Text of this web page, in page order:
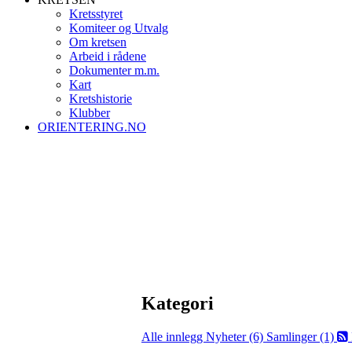
Kretsstyret
Komiteer og Utvalg
Om kretsen
Arbeid i rådene
Dokumenter m.m.
Kart
Kretshistorie
Klubber
ORIENTERING.NO
Kategori
Alle innlegg Nyheter (6) Samlinger (1)